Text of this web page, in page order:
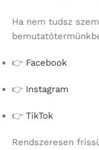
Ha nem tudsz
👉 Facebook
👉 Instagram
👉 TikTok
Rendszeresen